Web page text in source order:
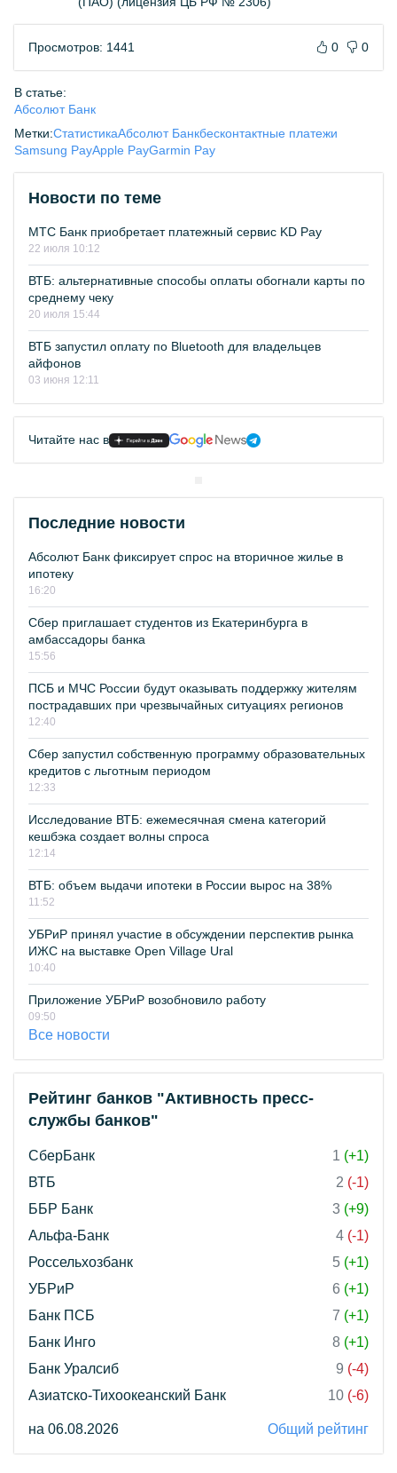
Просмотров: 1441 0 0
В статье:
Абсолют Банк
Метки:СтатистикаАбсолют Банкбесконтактные платежи
Samsung PayApple PayGarmin Pay
Новости по теме
МТС Банк приобретает платежный сервис KD Pay
22 июля 10:12
ВТБ: альтернативные способы оплаты обогнали карты по
среднему чеку
20 июля 15:44
ВТБ запустил оплату по Bluetooth для владельцев
айфонов
03 июня 12:11
Читайте нас в
Последние новости
Абсолют Банк фиксирует спрос на вторичное жилье в
ипотеку
16:20
Сбер приглашает студентов из Екатеринбурга в
амбассадоры банка
15:56
ПСБ и МЧС России будут оказывать поддержку жителям
пострадавших при чрезвычайных ситуациях регионов
12:40
Сбер запустил собственную программу образовательных
кредитов с льготным периодом
12:33
Исследование ВТБ: ежемесячная смена категорий
кешбэка создает волны спроса
12:14
ВТБ: объем выдачи ипотеки в России вырос на 38%
11:52
УБРиР принял участие в обсуждении перспектив рынка
ИЖС на выставке Open Village Ural
10:40
Приложение УБРиР возобновило работу
09:50
Все новости
Рейтинг банков "Активность пресс-
службы банков"
СберБанк 1 (+1)
ВТБ
2 (-1)
ББР Банк
3 (+9)
Альфа-Банк
4 (-1)
Россельхозбанк
5 (+1)
УБРиР
6 (+1)
Банк ПСБ
7 (+1)
Банк Инго
8 (+1)
Банк Уралсиб
9 (-4)
Азиатско-Тихоокеанский Банк
10 (-6)
на 06.08.2026 Общий рейтинг